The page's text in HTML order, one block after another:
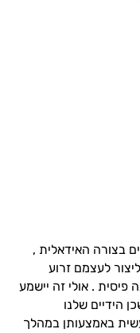
בצורה האידאלית ,
לעצמם זרוע
. אולי זה יישמע
הידיים שלנו
באמצעותן במהלך